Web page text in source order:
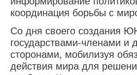
координация борьбы с
Со дня своего создания
государствами-членами и
сторонами, мобилизуя
действия мира для